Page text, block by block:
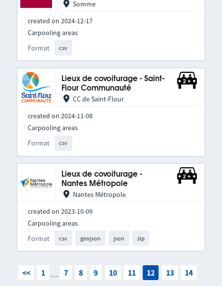
Somme
created on 2024-12-17
Format csv
Carpooling areas
Lieux de covoiturage - Saint-
Flour Communauté
CC de Saint-Flour
created on 2024-11-08
Format csv
Carpooling areas
Lieux de covoiturage -
Nantes Métropole
Nantes Métropole
created on 2023-10-09
Format csv geojson json zip
Carpooling areas
<< 1 … 7 8 9 10 11 12 13 14